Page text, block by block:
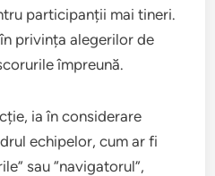
participanții mai tineri.
privința alegerilor de
împreună.
ia în considerare
echipelor, cum ar fi
sau “navigatorul”,